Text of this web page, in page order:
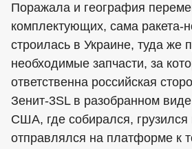
Поражала и география
комплектующих, сама ракета-
строилась в Украине, туда же
необходимые запчасти, за
ответственна российская
Зенит-3SL в разобранном
США, где собирался, грузился
отправлялся на платформе к